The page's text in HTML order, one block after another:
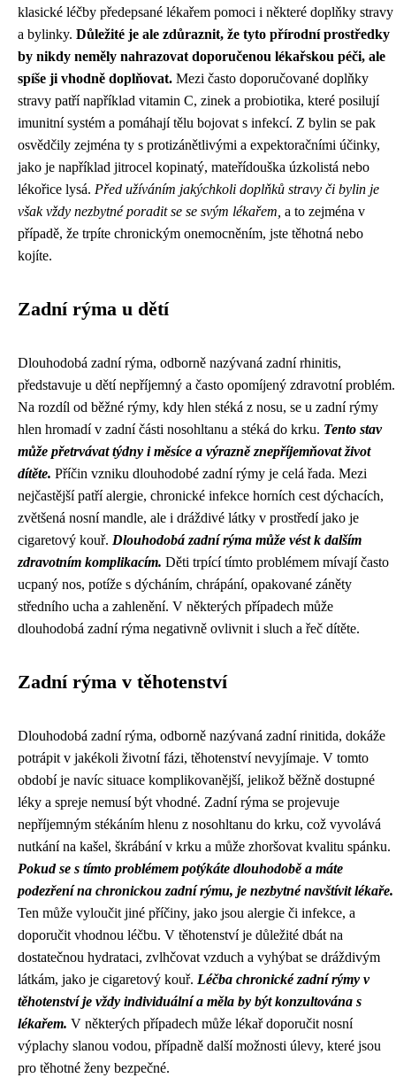
klasické léčby předepsané lékařem pomoci i některé doplňky stravy
a bylinky. Důležité je ale zdůraznit, že tyto přírodní prostředky
by nikdy neměly nahrazovat doporučenou lékařskou péči, ale
spíše ji vhodně doplňovat. Mezi často doporučované doplňky
stravy patří například vitamin C, zinek a probiotika, které posilují
imunitní systém a pomáhají tělu bojovat s infekcí. Z bylin se pak
osvědčily zejména ty s protizánětlivými a expektoračními účinky,
jako je například jitrocel kopinatý, mateřídouška úzkolistá nebo
lékořice lysá. Před užíváním jakýchkoli doplňků stravy či bylin je
však vždy nezbytné poradit se se svým lékařem, a to zejména v
případě, že trpíte chronickým onemocněním, jste těhotná nebo
kojíte.
Zadní rýma u dětí
Dlouhodobá zadní rýma, odborně nazývaná zadní rhinitis,
představuje u dětí nepříjemný a často opomíjený zdravotní problém.
Na rozdíl od běžné rýmy, kdy hlen stéká z nosu, se u zadní rýmy
hlen hromadí v zadní části nosohltanu a stéká do krku. Tento stav
může přetrvávat týdny i měsíce a výrazně znepříjemňovat život
dítěte. Příčin vzniku dlouhodobé zadní rýmy je celá řada. Mezi
nejčastější patří alergie, chronické infekce horních cest dýchacích,
zvětšená nosní mandle, ale i dráždivé látky v prostředí jako je
cigaretový kouř. Dlouhodobá zadní rýma může vést k dalším
zdravotním komplikacím. Děti trpící tímto problémem mívají často
ucpaný nos, potíže s dýcháním, chrápání, opakované záněty
středního ucha a zahlenění. V některých případech může
dlouhodobá zadní rýma negativně ovlivnit i sluch a řeč dítěte.
Zadní rýma v těhotenství
Dlouhodobá zadní rýma, odborně nazývaná zadní rinitida, dokáže
potrápit v jakékoli životní fázi, těhotenství nevyjímaje. V tomto
období je navíc situace komplikovanější, jelikož běžně dostupné
léky a spreje nemusí být vhodné. Zadní rýma se projevuje
nepříjemným stékáním hlenu z nosohltanu do krku, což vyvolává
nutkání na kašel, škrábání v krku a může zhoršovat kvalitu spánku.
Pokud se s tímto problémem potýkáte dlouhodobě a máte
podezření na chronickou zadní rýmu, je nezbytné navštívit lékaře.
Ten může vyloučit jiné příčiny, jako jsou alergie či infekce, a
doporučit vhodnou léčbu. V těhotenství je důležité dbát na
dostatečnou hydrataci, zvlhčovat vzduch a vyhýbat se dráždivým
látkám, jako je cigaretový kouř. Léčba chronické zadní rýmy v
těhotenství je vždy individuální a měla by být konzultována s
lékařem. V některých případech může lékař doporučit nosní
výplachy slanou vodou, případně další možnosti úlevy, které jsou
pro těhotné ženy bezpečné.